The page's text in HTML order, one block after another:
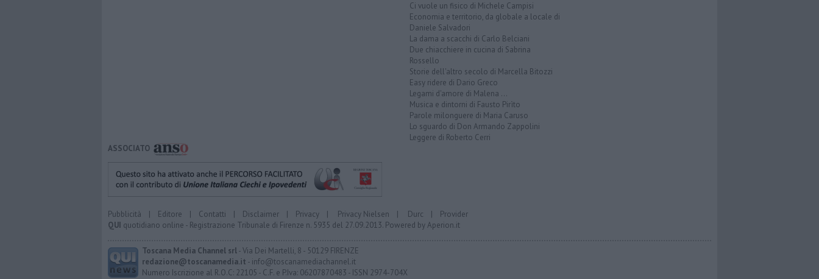
Ci vuole un fisico di Michele Campisi
Economia e territorio, da globale a locale di
Daniele Salvadori
La dama a scacchi di Carlo Belciani
Due chiacchiere in cucina di Sabrina
Rossello
Storie dell'altro secolo di Marcella Bitozzi
Easy ridere di Dario Greco
Legami d'amore di Malena ...
Musica e dintorni di Fausto Pirìto
Parole milonguere di Maria Caruso
Lo sguardo di Don Armando Zappolini
Leggere di Roberto Cerri
ASSOCIATO
Pubblicità | Editore | Contatti | Disclaimer | Privacy | Privacy Nielsen | Durc | Provider
QUI quotidiano online - Registrazione Tribunale di Firenze n. 5935 del 27.09.2013. Powered byAperion.it
Toscana Media Channel srl- Via Dei Martelli, 8 - 50129 FIRENZE
redazione@toscanamedia.it - info@toscanamediachannel.it
Numero Iscrizione al R.O.C: 22105 - C.F. e P.Iva: 06207870483 - ISSN 2974-704X